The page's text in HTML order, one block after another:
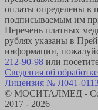
оплаты определены в
подписываемым им
Перечень платных
рублях указаны в
информации,
212-90-98 или
Сведения об
Лицензия № Л041-
© МОСИТАЛМЕД -
2017 - 2026